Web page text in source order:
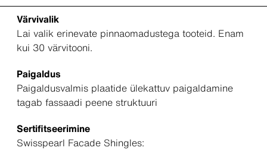
Värvivalik
Lai valik erinevate pinnaomadustega tooteid. Enam
kui 30 värvitooni.
Paigaldus
Paigaldusvalmis plaatide ülekattuv paigaldamine
tagab fassaadi peene struktuuri
Sertifitseerimine
Swisspearl Facade Shingles: